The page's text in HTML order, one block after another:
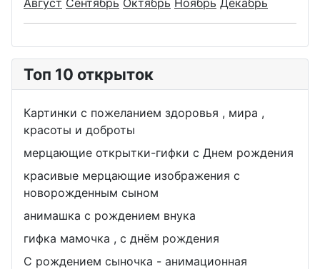
Топ 10 открыток
Картинки с пожеланием здоровья , мира ,
красоты и доброты
мерцающие открытки-гифки с Днем рождения
красивые мерцающие изображения с
новорожденным сыном
анимашка с рождением внука
гифка мамочка , с днём рождения
С рождением сыночка - анимационная